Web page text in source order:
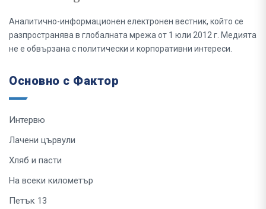
Аналитично-информационен електронен вестник, който се
разпространява в глобалната мрежа от 1 юли 2012 г. Медията
не е обвързана с политически и корпоративни интереси.
Основно с Фактор
Интервю
Лачени цървули
Хляб и пасти
На всеки километър
Петък 13